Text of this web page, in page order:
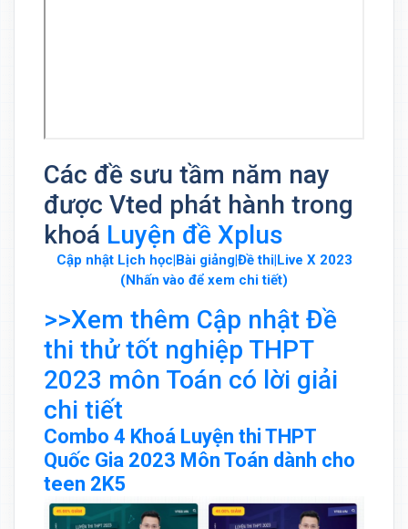
Các đề sưu tầm năm nay
được Vted phát hành trong
khoá Luyện đề Xplus
Cập nhật Lịch học|Bài giảng|Đề thi|Live X 2023
(Nhấn vào để xem chi tiết)
>>Xem thêm Cập nhật Đề
thi thử tốt nghiệp THPT
2023 môn Toán có lời giải
chi tiết
Combo 4 Khoá Luyện thi THPT
Quốc Gia 2023 Môn Toán dành cho
teen 2K5